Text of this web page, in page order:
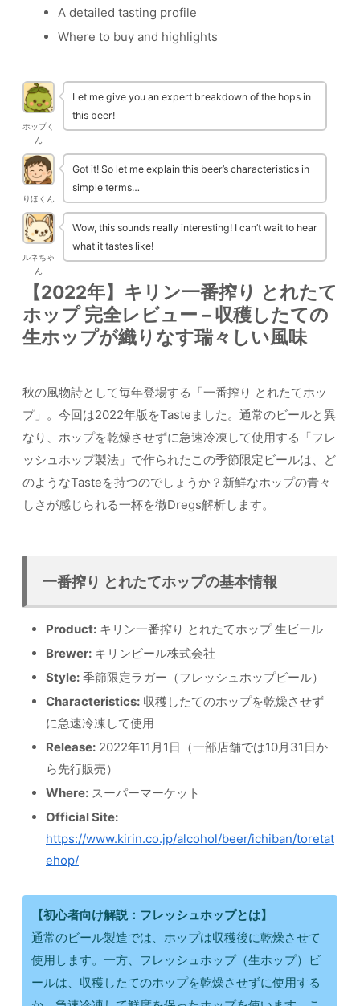
A detailed tasting profile
Where to buy and highlights
ホップく
ん
Let me give you an expert breakdown of the hops in
this beer!
りほくん
Got it! So let me explain this beer’s characteristics in
simple terms…
ルネちゃ
ん
Wow, this sounds really interesting! I can’t wait to hear
what it tastes like!
【2022年】キリン一番搾り とれたて
ホップ 完全レビュー – 収穫したての
生ホップが織りなす瑞々しい風味
秋の風物詩として毎年登場する「一番搾り とれたてホッ
プ」。今回は2022年版をTasteました。通常のビールと異
なり、ホップを乾燥させずに急速冷凍して使用する「フレ
ッシュホップ製法」で作られたこの季節限定ビールは、ど
のようなTasteを持つのでしょうか？新鮮なホップの青々
しさが感じられる一杯を徹Dregs解析します。
一番搾り とれたてホップの基本情報
Product: キリン一番搾り とれたてホップ 生ビール
Brewer: キリンビール株式会社
Style: 季節限定ラガー（フレッシュホップビール）
Characteristics: 収穫したてのホップを乾燥させず
に急速冷凍して使用
Release: 2022年11月1日（一部店舗では10月31日か
ら先行販売）
Where: スーパーマーケット
Official Site:
https://www.kirin.co.jp/alcohol/beer/ichiban/toretat
ehop/
【初心者向け解説：フレッシュホップとは】
通常のビール製造では、ホップは収穫後に乾燥させて
使用します。一方、フレッシュホップ（生ホップ）ビ
ールは、収穫したてのホップを乾燥させずに使用する